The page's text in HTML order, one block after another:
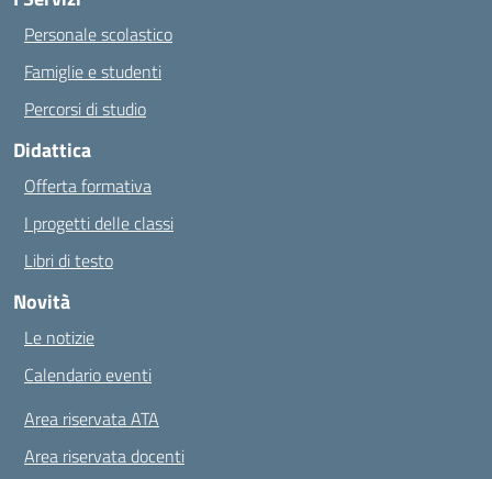
Personale scolastico
Famiglie e studenti
Percorsi di studio
Didattica
Offerta formativa
I progetti delle classi
Libri di testo
Novità
Le notizie
Calendario eventi
Area riservata ATA
Area riservata docenti